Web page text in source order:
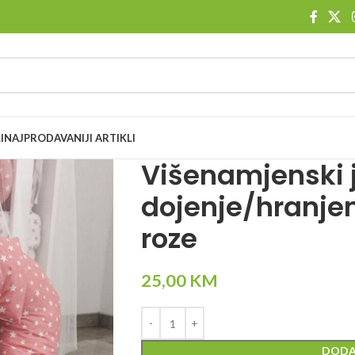
NAJPRODAVANIJI ARTIKLI
Višenamjenski
dojenje/
roze
25,00 KM